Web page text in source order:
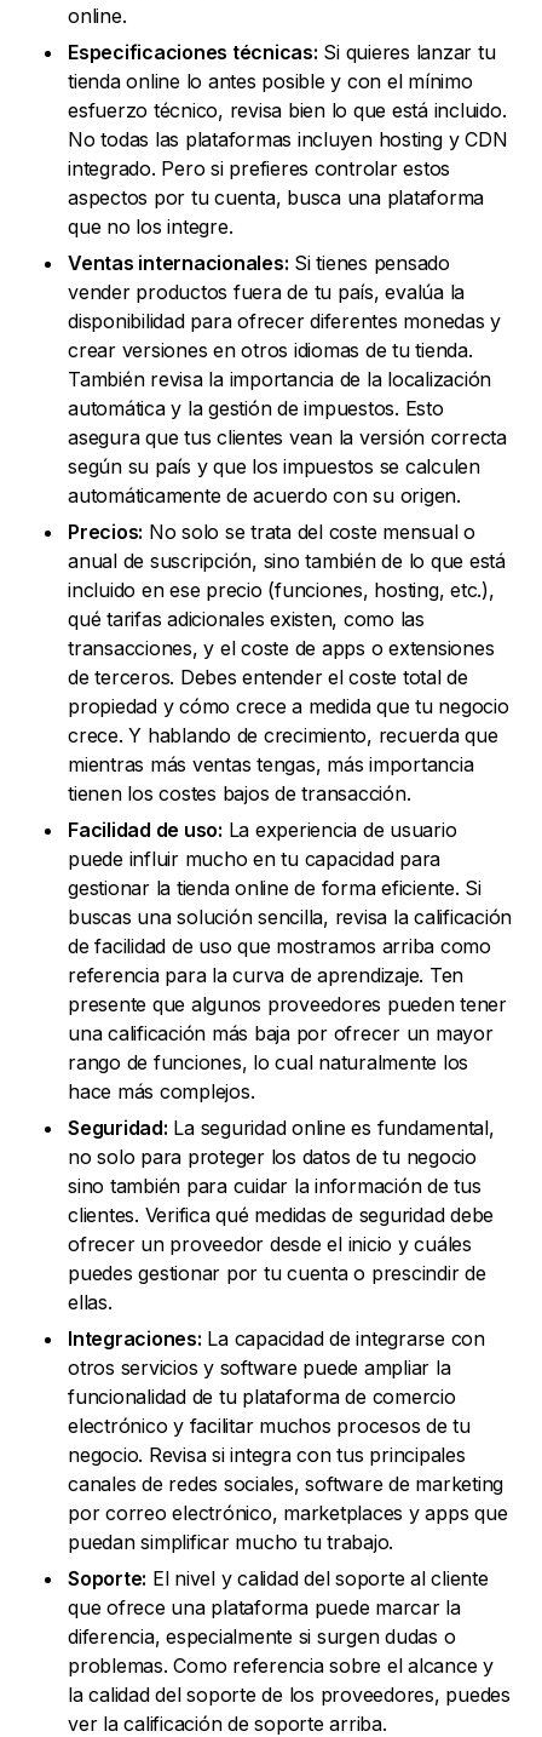
online.
Especificaciones técnicas: Si quieres lanzar tu
tienda online lo antes posible y con el mínimo
esfuerzo técnico, revisa bien lo que está incluido.
No todas las plataformas incluyen hosting y CDN
integrado. Pero si prefieres controlar estos
aspectos por tu cuenta, busca una plataforma
que no los integre.
Ventas internacionales: Si tienes pensado
vender productos fuera de tu país, evalúa la
disponibilidad para ofrecer diferentes monedas y
crear versiones en otros idiomas de tu tienda.
También revisa la importancia de la localización
automática y la gestión de impuestos. Esto
asegura que tus clientes vean la versión correcta
según su país y que los impuestos se calculen
automáticamente de acuerdo con su origen.
Precios: No solo se trata del coste mensual o
anual de suscripción, sino también de lo que está
incluido en ese precio (funciones, hosting, etc.),
qué tarifas adicionales existen, como las
transacciones, y el coste de apps o extensiones
de terceros. Debes entender el coste total de
propiedad y cómo crece a medida que tu negocio
crece. Y hablando de crecimiento, recuerda que
mientras más ventas tengas, más importancia
tienen los costes bajos de transacción.
Facilidad de uso: La experiencia de usuario
puede influir mucho en tu capacidad para
gestionar la tienda online de forma eficiente. Si
buscas una solución sencilla, revisa la calificación
de facilidad de uso que mostramos arriba como
referencia para la curva de aprendizaje. Ten
presente que algunos proveedores pueden tener
una calificación más baja por ofrecer un mayor
rango de funciones, lo cual naturalmente los
hace más complejos.
Seguridad: La seguridad online es fundamental,
no solo para proteger los datos de tu negocio
sino también para cuidar la información de tus
clientes. Verifica qué medidas de seguridad debe
ofrecer un proveedor desde el inicio y cuáles
puedes gestionar por tu cuenta o prescindir de
ellas.
Integraciones: La capacidad de integrarse con
otros servicios y software puede ampliar la
funcionalidad de tu plataforma de comercio
electrónico y facilitar muchos procesos de tu
negocio. Revisa si integra con tus principales
canales de redes sociales, software de marketing
por correo electrónico, marketplaces y apps que
puedan simplificar mucho tu trabajo.
Soporte: El nivel y calidad del soporte al cliente
que ofrece una plataforma puede marcar la
diferencia, especialmente si surgen dudas o
problemas. Como referencia sobre el alcance y
la calidad del soporte de los proveedores, puedes
ver la calificación de soporte arriba.